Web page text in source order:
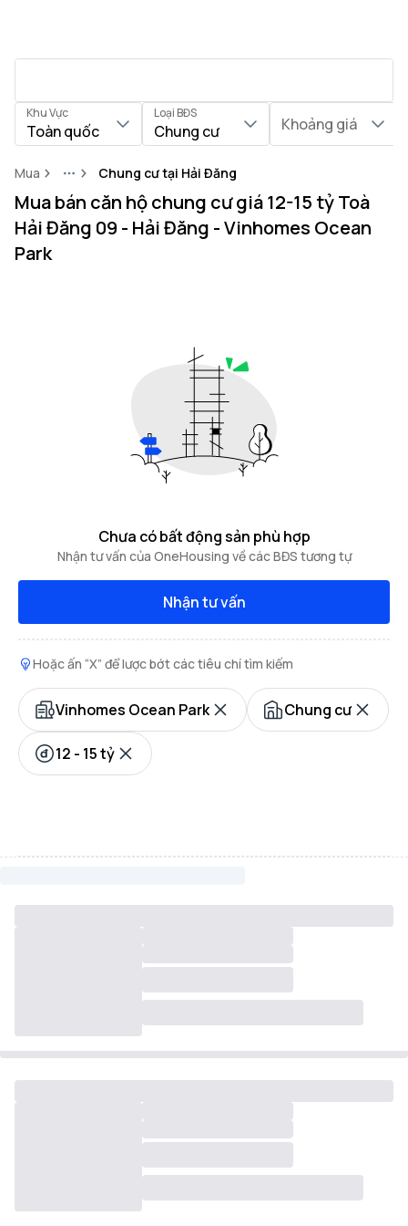
Khu Vực
Toàn quốc
Loại BĐS
Chung cư Khoảng giá
Mua MoreChung cư tại Hải Đăng
Mua bán căn hộ chung cư giá 12-15 tỷ Toà
Hải Đăng 09 - Hải Đăng - Vinhomes Ocean
Park
Chưa có bất động sản phù hợp
Nhận tư vấn của OneHousing về các BĐS tương tự
Nhận tư vấn
Hoặc ấn “X” để lược bớt các tiêu chí tìm kiếm
Vinhomes Ocean Park Chung cư
12 - 15 tỷ